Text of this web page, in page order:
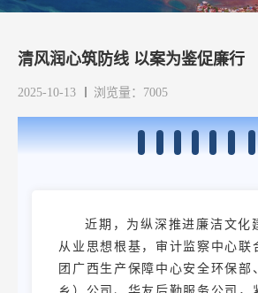
清风润心筑防线 以案为鉴促廉行
2025-10-13 浏览量：7005
近期，为纵深推进廉洁文化
从业思想根基，审计监察中心联
团广西生产保障中心安全环保部
乡）公司、华友后勤服务公司，